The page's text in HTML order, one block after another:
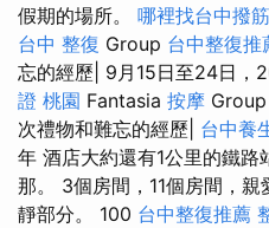
假期的場所。 哪裡找台中撥筋
台中 整復 Group 台中整復推
忘的經歷| 9月15日至24日，
證 桃園 Fantasia 按摩 Group
次禮物和難忘的經歷| 台中養
年 酒店大約還有1公里的鐵路
那。 3個房間，11個房間，
靜部分。 100 台中整復推薦